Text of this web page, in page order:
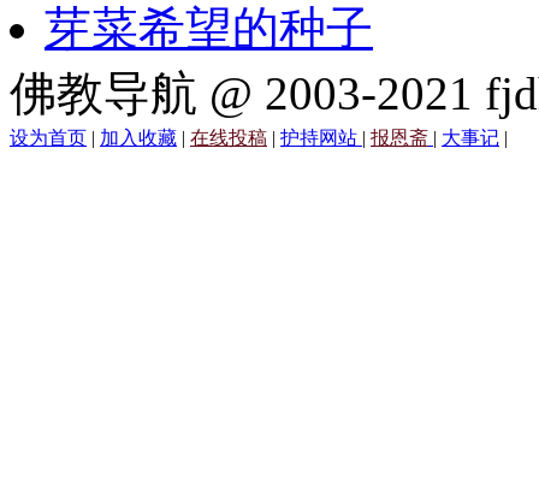
芽菜希望的种子
佛教导航 @ 2003-2021
设为首页 | 加入收藏 | 在线投稿 | 护持网站 | 报恩斋 | 大事记 |